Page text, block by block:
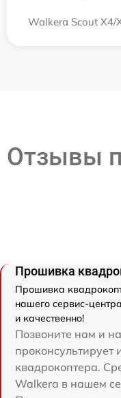
Walkera Scout X4/
Отзывы
Прошивка
Прошивка
нашего сервис-
и качественно!
Позвоните нам и
проконсультирует
квадрокоптера.
Walkera в нашем